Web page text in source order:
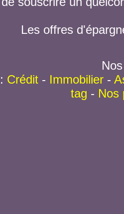
Les offres
Crédit- Immobilier-
tag - Nos